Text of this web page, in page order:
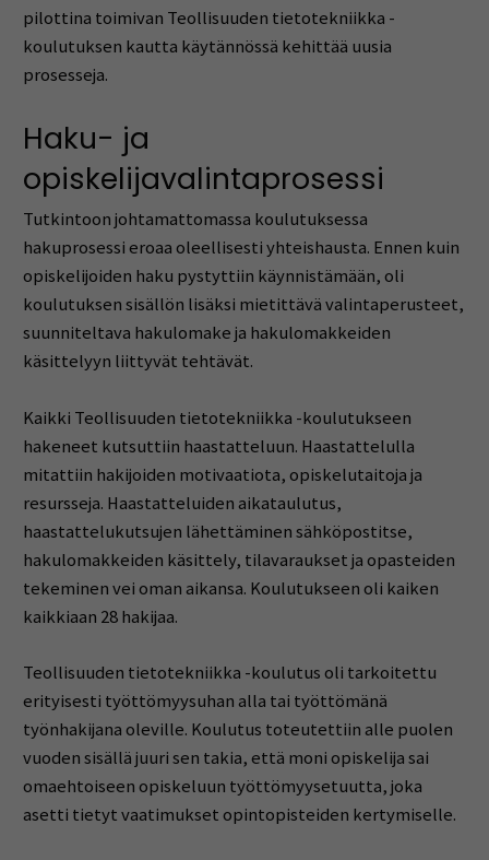
pilottina toimivan Teollisuuden tietotekniikka -
koulutuksen kautta käytännössä kehittää uusia
prosesseja.
Haku- ja
opiskelijavalintaprosessi
Tutkintoon johtamattomassa koulutuksessa
hakuprosessi eroaa oleellisesti yhteishausta. Ennen kuin
opiskelijoiden haku pystyttiin käynnistämään, oli
koulutuksen sisällön lisäksi mietittävä valintaperusteet,
suunniteltava hakulomake ja hakulomakkeiden
käsittelyyn liittyvät tehtävät.
Kaikki Teollisuuden tietotekniikka -koulutukseen
hakeneet kutsuttiin haastatteluun. Haastattelulla
mitattiin hakijoiden motivaatiota, opiskelutaitoja ja
resursseja. Haastatteluiden aikataulutus,
haastattelukutsujen lähettäminen sähköpostitse,
hakulomakkeiden käsittely, tilavaraukset ja opasteiden
tekeminen vei oman aikansa. Koulutukseen oli kaiken
kaikkiaan 28 hakijaa.
Teollisuuden tietotekniikka -koulutus oli tarkoitettu
erityisesti työttömyysuhan alla tai työttömänä
työnhakijana oleville. Koulutus toteutettiin alle puolen
vuoden sisällä juuri sen takia, että moni opiskelija sai
omaehtoiseen opiskeluun työttömyysetuutta, joka
asetti tietyt vaatimukset opintopisteiden kertymiselle.